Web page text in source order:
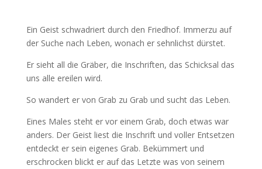
Ein Geist schwadriert durch den Friedhof. Immerzu auf
der Suche nach Leben, wonach er sehnlichst dürstet.
Er sieht all die Gräber, die Inschriften, das Schicksal das
uns alle ereilen wird.
So wandert er von Grab zu Grab und sucht das Leben.
Eines Males steht er vor einem Grab, doch etwas war
anders. Der Geist liest die Inschrift und voller Entsetzen
entdeckt er sein eigenes Grab. Bekümmert und
erschrocken blickt er auf das Letzte was von seinem